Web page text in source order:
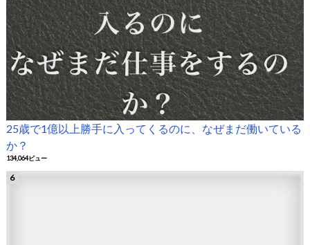
25歳で1億以上勝手に入ってくるのに、なぜまだ働いている
か？
134,064ビュー